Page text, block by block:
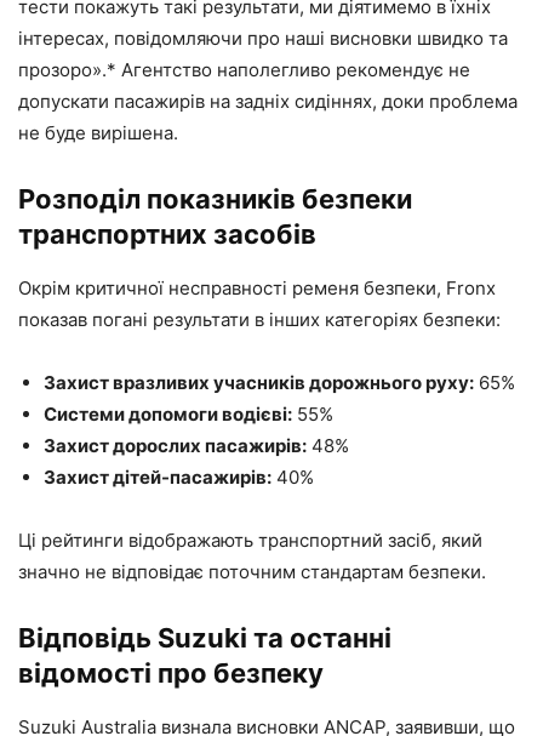
тести покажуть такі результати, ми діятимемо в їхніх
інтересах, повідомляючи про наші висновки швидко та
прозоро».* Агентство наполегливо рекомендує не
допускати пасажирів на задніх сидіннях, доки проблема
не буде вирішена.
Розподіл показників безпеки
транспортних засобів
Окрім критичної несправності ременя безпеки, Fronx
показав погані результати в інших категоріях безпеки:
Захист вразливих учасників дорожнього руху: 65%
Системи допомоги водієві: 55%
Захист дорослих пасажирів: 48%
Захист дітей-пасажирів: 40%
Ці рейтинги відображають транспортний засіб, який
значно не відповідає поточним стандартам безпеки.
Відповідь Suzuki та останні
відомості про безпеку
Suzuki Australia визнала висновки ANCAP, заявивши, що